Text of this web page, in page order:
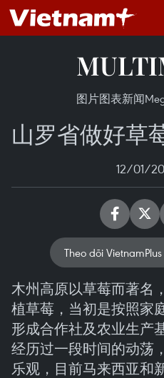
图片图表新闻
山罗省做好草
12/01/
Theo dõi VietnamPlus
木州高原以草莓而著名
植草莓，当初是按照家
形成合作社及农业生产
经历过一段时间的动荡
乐观，目前马来西亚和